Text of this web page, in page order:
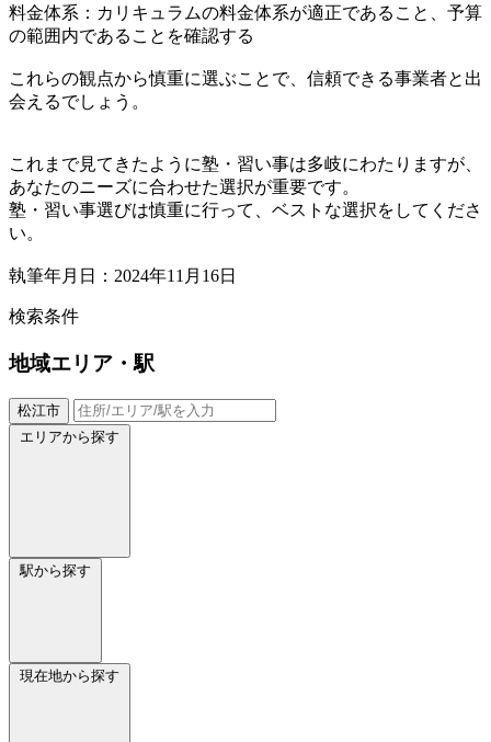
料金体系：カリキュラムの料金体系が適正であること、予算
の範囲内であることを確認する
これらの観点から慎重に選ぶことで、信頼できる事業者と出
会えるでしょう。
これまで見てきたように塾・習い事は多岐にわたりますが、
あなたのニーズに合わせた選択が重要です。
塾・習い事選びは慎重に行って、ベストな選択をしてくださ
い。
執筆年月日：2024年11月16日
検索条件
地域エリア・駅
松江市
エリアから探す
駅から探す
現在地から探す